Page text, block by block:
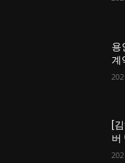
용
계
[
버